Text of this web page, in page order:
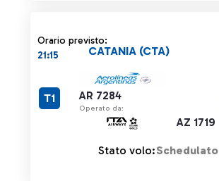
Orario previsto:
21:15
AR 7284
Operato da:
AZ 1719
CATANIA (CTA)
T1
Stato volo:Schedulato